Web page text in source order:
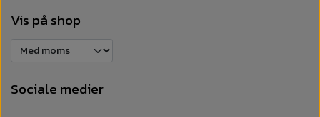
Vis på shop
Sociale medier